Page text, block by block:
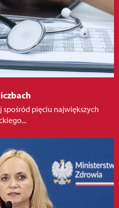
spośród pięciu największych